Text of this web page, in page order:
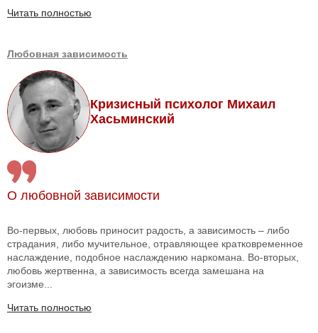
Читать полностью
Любовная зависимость
Кризисный психолог Михаил
Хасьминский
О любовной зависимости
Во-первых, любовь приносит радость, а зависимость – либо
страдания, либо мучительное, отравляющее кратковременное
наслаждение, подобное наслаждению наркомана. Во-вторых,
любовь жертвенна, а зависимость всегда замешана на
эгоизме...
Читать полностью